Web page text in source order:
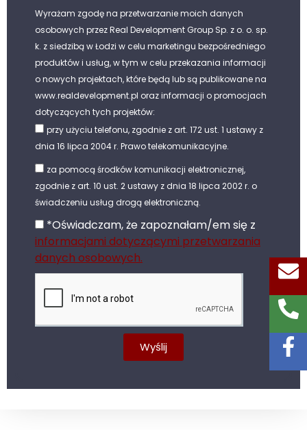
Wyrażam zgodę na przetwarzanie moich danych
osobowych przez Real Development Group Sp. z o. o. sp.
k. z siedzibą w Łodzi w celu marketingu bezpośredniego
produktów i usług, w tym w celu przekazania informacji
o nowych projektach, które będą lub są publikowane na
www.realdevelopment.pl oraz informacji o promocjach
dotyczących tych projektów:
przy użyciu telefonu, zgodnie z art. 172 ust. 1 ustawy z
dnia 16 lipca 2004 r. Prawo telekomunikacyjne.
za pomocą środków komunikacji elektronicznej,
zgodnie z art. 10 ust. 2 ustawy z dnia 18 lipca 2002 r. o
świadczeniu usług drogą elektroniczną.
*Oświadczam, że zapoznałam/em się z
informacjami dotyczącymi przetwarzania
danych osobowych.
Wyślij